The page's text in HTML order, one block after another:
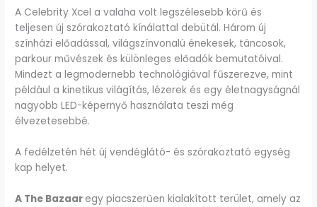
A Celebrity Xcel a valaha volt legszélesebb körű és
teljesen új szórakoztató kínálattal debütál. Három új
színházi előadással, világszínvonalú énekesek, táncosok,
parkour művészek és különleges előadók bemutatóival.
Mindezt a legmodernebb technológiával fűszerezve, mint
például a kinetikus világítás, lézerek és egy életnagyságnál
nagyobb LED-képernyő használata teszi még
élvezetesebbé.
A fedélzetén hét új vendéglátó- és szórakoztató egység
kap helyet.
A The Bazaar egy piacszerűen kialakított terület, amely az